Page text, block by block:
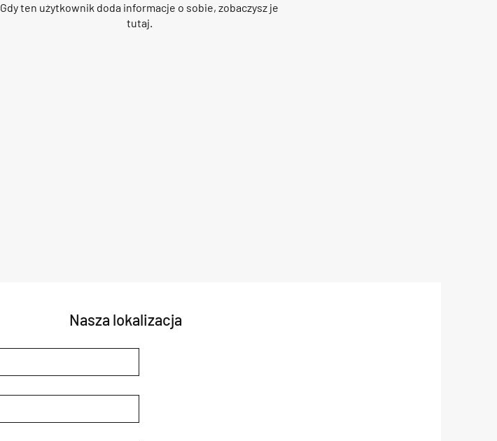
Gdy ten użytkownik doda informacje o sobie, zobaczysz je
tutaj.
Nasza lokalizacja